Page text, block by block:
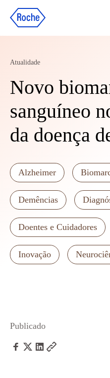
Atualidade
Novo
sanguíneo
da doença
Alzheimer
Demências
Doentes e Cuidadores
Inovação
Publicado